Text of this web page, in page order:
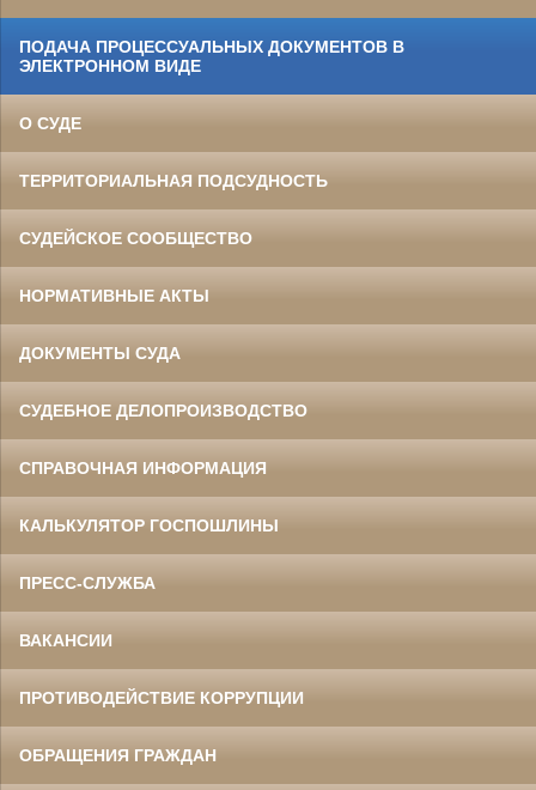
ПОДАЧА ПРОЦЕССУАЛЬНЫХ ДОКУМЕНТОВ В
ЭЛЕКТРОННОМ ВИДЕ
О СУДЕ
ТЕРРИТОРИАЛЬНАЯ ПОДСУДНОСТЬ
СУДЕЙСКОЕ СООБЩЕСТВО
НОРМАТИВНЫЕ АКТЫ
ДОКУМЕНТЫ СУДА
СУДЕБНОЕ ДЕЛОПРОИЗВОДСТВО
СПРАВОЧНАЯ ИНФОРМАЦИЯ
КАЛЬКУЛЯТОР ГОСПОШЛИНЫ
ПРЕСС-СЛУЖБА
ВАКАНСИИ
ПРОТИВОДЕЙСТВИЕ КОРРУПЦИИ
ОБРАЩЕНИЯ ГРАЖДАН